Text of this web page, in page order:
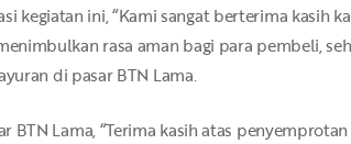
kegiatan ini, “Kami sangat berterima kasih
rasa aman bagi para pembeli,
di pasar BTN Lama.
Lama, “Terima kasih atas